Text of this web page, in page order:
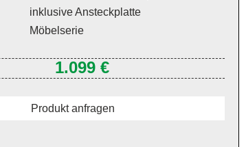
inklusive Ansteckplatte
Möbelserie
1.099 €
Produkt anfragen